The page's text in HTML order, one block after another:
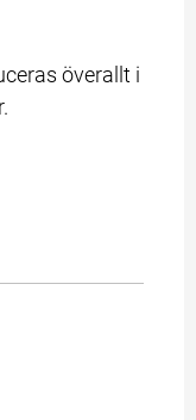
överallt i